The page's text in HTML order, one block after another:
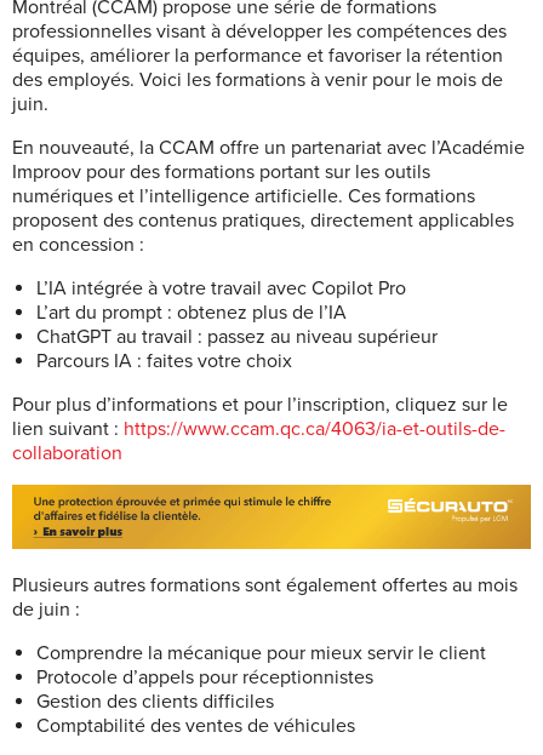
Montréal (CCAM) propose une série de formations
professionnelles visant à développer les compétences des
équipes, améliorer la performance et favoriser la rétention
des employés. Voici les formations à venir pour le mois de
juin.
En nouveauté, la CCAM offre un partenariat avec l’Académie
Improov pour des formations portant sur les outils
numériques et l’intelligence artificielle. Ces formations
proposent des contenus pratiques, directement applicables
en concession :
L’IA intégrée à votre travail avec Copilot Pro
L’art du prompt : obtenez plus de l’IA
ChatGPT au travail : passez au niveau supérieur
Parcours IA : faites votre choix
Pour plus d’informations et pour l’inscription, cliquez sur le
lien suivant : https://www.ccam.qc.ca/4063/ia-et-outils-de-
collaboration
Plusieurs autres formations sont également offertes au mois
de juin :
Comprendre la mécanique pour mieux servir le client
Protocole d’appels pour réceptionnistes
Gestion des clients difficiles
Comptabilité des ventes de véhicules